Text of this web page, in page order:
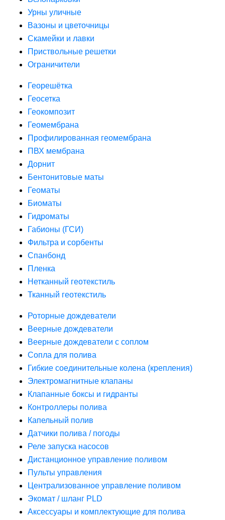
Урны уличные
Вазоны и цветочницы
Скамейки и лавки
Приствольные решетки
Ограничители
Георешётка
Геосетка
Геокомпозит
Геомембрана
Профилированная геомембрана
ПВХ мембрана
Дорнит
Бентонитовые маты
Геоматы
Биоматы
Гидроматы
Габионы (ГСИ)
Фильтра и сорбенты
Спанбонд
Пленка
Нетканный геотекстиль
Тканный геотекстиль
Роторные дождеватели
Веерные дождеватели
Веерные дождеватели с соплом
Сопла для полива
Гибкие соединительные колена (крепления)
Электромагнитные клапаны
Клапанные боксы и гидранты
Контроллеры полива
Капельный полив
Датчики полива / погоды
Реле запуска насосов
Дистанционное управление поливом
Пульты управления
Централизованное управление поливом
Экомат / шланг PLD
Аксессуары и комплектующие для полива